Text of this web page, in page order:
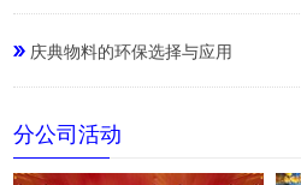
庆典物料的环保选择与应用
分公司活动